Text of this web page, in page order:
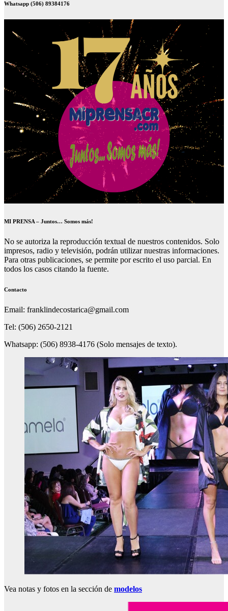
Whatsapp (506) 89384176
MI PRENSA – Juntos… Somos más!
No se autoriza la reproducción textual de nuestros contenidos. Solo
impresos, radio y televisión, podrán utilizar nuestras informaciones.
Para otras publicaciones, se permite por escrito el uso parcial. En
todos los casos citando la fuente.
Contacto
Email: franklindecostarica@gmail.com
Tel: (506) 2650-2121
Whatsapp: (506) 8938-4176 (Solo mensajes de texto).
Vea notas y fotos en la sección de modelos